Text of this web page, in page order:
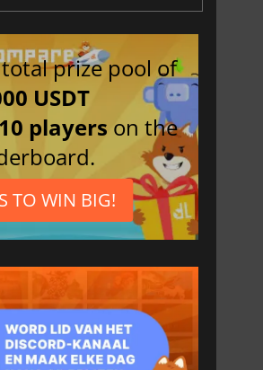
prize pool of
USDT
players on the
TO WIN BIG!